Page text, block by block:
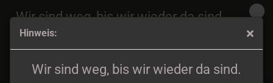
Hinweis:
Wir sind weg, bis wir wieder da sind.
Wir sind weg, bis wir wieder da sind.
Bestellungen werden ab dem
August 2026
versendet.